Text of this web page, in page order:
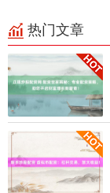
热门文章